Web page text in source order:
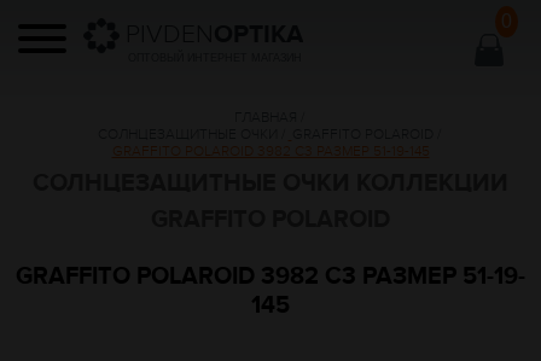
0
GRAFFITO POLAROID 3982 C3 РАЗМЕР 51-19-145
GRAFFITO POLAROID 3982 C3 РАЗМЕР 51-19-
145